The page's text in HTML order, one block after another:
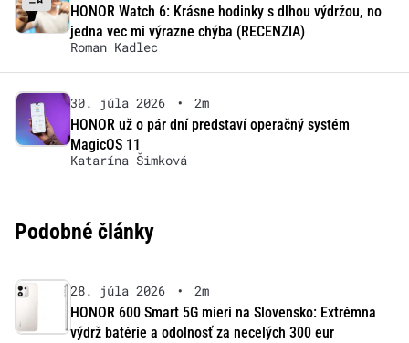
HONOR Watch 6: Krásne hodinky s dlhou výdržou, no
jedna vec mi výrazne chýba (RECENZIA)
Roman Kadlec
30. júla 2026 •
2m
HONOR už o pár dní predstaví operačný systém
MagicOS 11
Katarína Šimková
Podobné články
28. júla 2026 •
2m
HONOR 600 Smart 5G mieri na Slovensko: Extrémna
výdrž batérie a odolnosť za necelých 300 eur